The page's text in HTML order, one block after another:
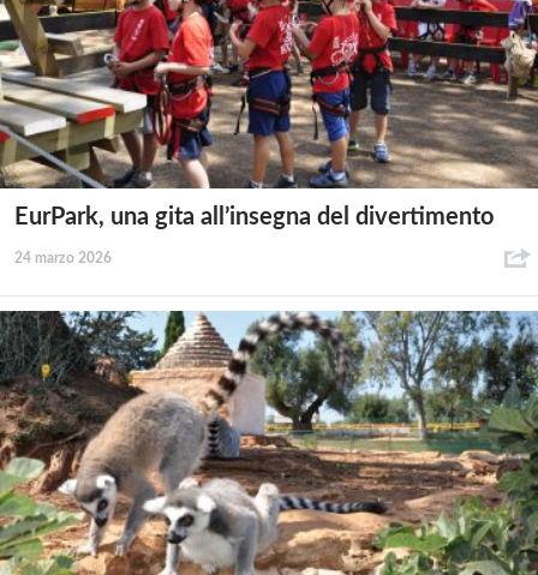
EurPark, una gita all’insegna del divertimento
24 marzo 2026